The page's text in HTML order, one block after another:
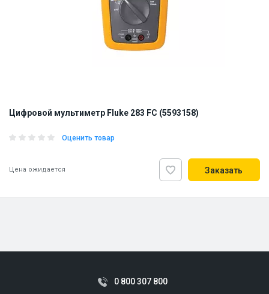
Цифровой мультиметр Fluke 283 FC (5593158)
Оценить товар
Цена ожидается Заказать
0 800 307 800